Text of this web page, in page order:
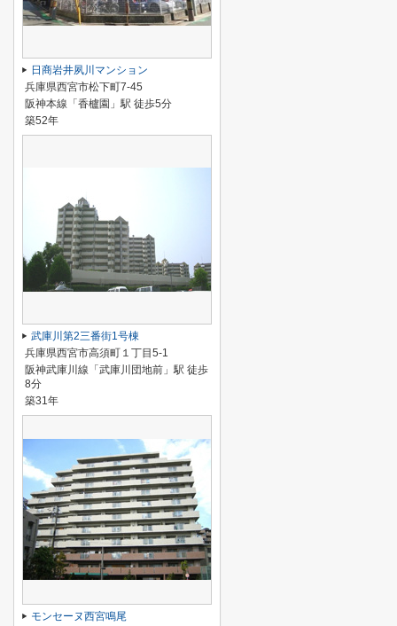
日商岩井夙川マンション
兵庫県西宮市松下町7-45
阪神本線「香櫨園」駅 徒歩5分
築52年
武庫川第2三番街1号棟
兵庫県西宮市高須町１丁目5-1
阪神武庫川線「武庫川団地前」駅 徒歩
8分
築31年
モンセーヌ西宮鳴尾